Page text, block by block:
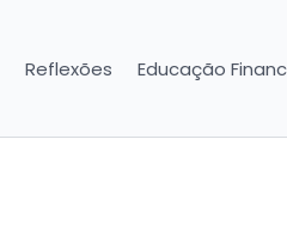
Reflexões Educação